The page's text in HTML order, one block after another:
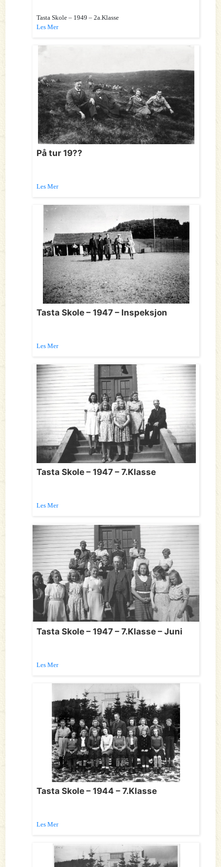
Tasta Skole – 1949 – 2a.Klasse
Les Mer
På tur 19??
Les Mer
Tasta Skole – 1947 – Inspeksjon
Les Mer
Tasta Skole – 1947 – 7.Klasse
Les Mer
Tasta Skole – 1947 – 7.Klasse – Juni
Les Mer
Tasta Skole – 1944 – 7.Klasse
Les Mer